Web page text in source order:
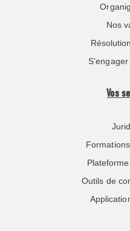
Nos
Vos
Outils de